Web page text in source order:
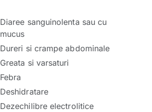
Diaree sanguinolenta sau cu
mucus
Dureri si crampe abdominale
Greata si varsaturi
Febra
Deshidratare
Dezechilibre electrolitice